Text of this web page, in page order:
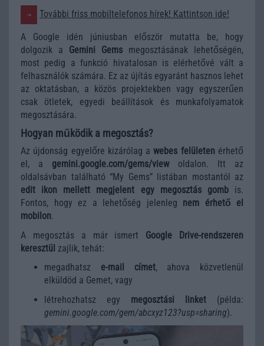
További friss mobiltelefonos hírek! Kattintson ide!
A Google idén júniusban először mutatta be, hogy
dolgozik a Gemini Gems megosztásának lehetőségén,
most pedig a funkció hivatalosan is elérhetővé vált a
felhasználók számára. Ez az újítás egyaránt hasznos lehet
az oktatásban, a közös projektekben vagy egyszerűen
csak ötletek, egyedi beállítások és munkafolyamatok
megosztására.
Hogyan működik a megosztás?
Az újdonság egyelőre kizárólag awebes felületenérhető
el, a gemini.google.com/gems/viewoldalon. Itt az
oldalsávban található “My Gems” listában mostantól az
edit ikon mellett megjelent egy megosztás gombis.
Fontos, hogy ez a lehetőség jelenleg nem érhető el
mobilon.
A megosztás a már ismert Google Drive-rendszeren
keresztül zajlik, tehát:
megadhatsz e-mail címet, ahova közvetlenül
elküldöd a Gemet, vagy
létrehozhatsz egy megosztási linket (példa:
gemini.google.com/gem/abcxyz123?usp=sharing).